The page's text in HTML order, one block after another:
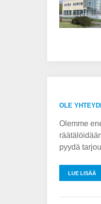
OLE
Olemme
pyydä
LUE LISÄÄ